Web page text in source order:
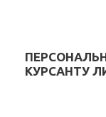
КУРСАНТУ